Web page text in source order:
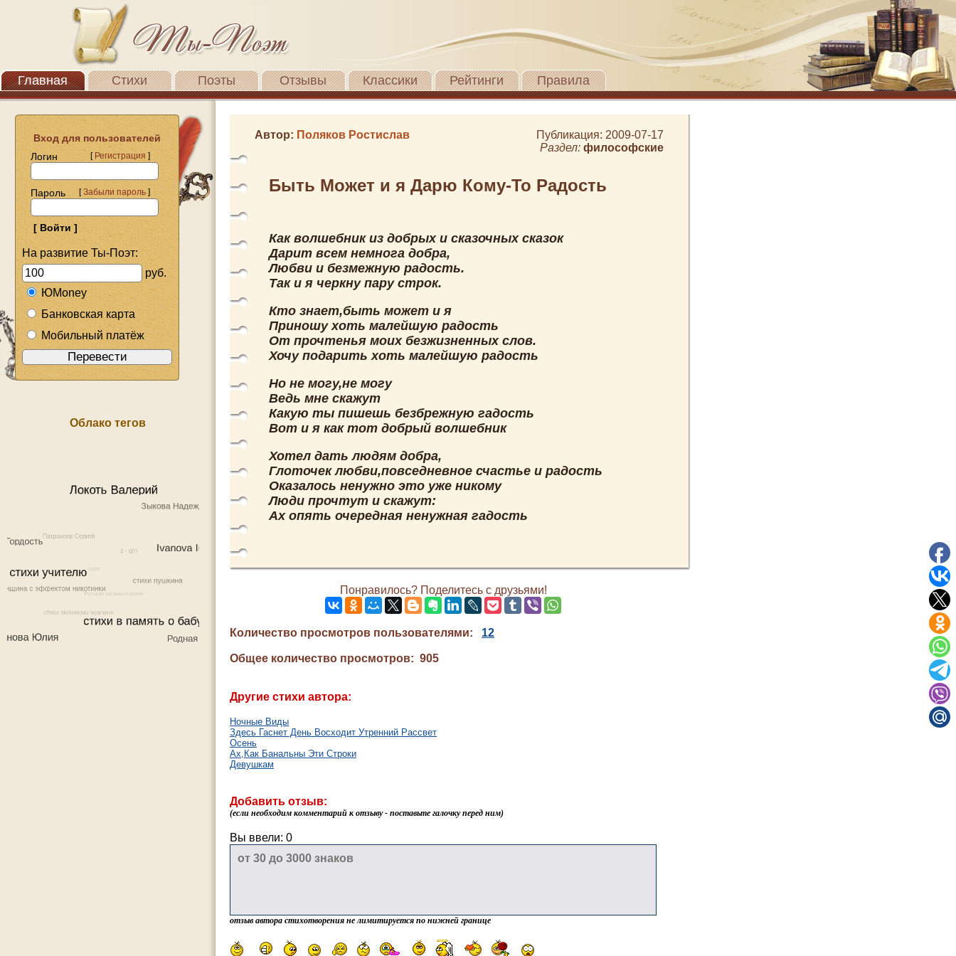
Главная Стихи Поэты Отзывы Классики Рейтинги Правила
Вход для пользователей
Логин
[Регистрация]
Пароль [Забыли пароль]
На развитие Ты-Поэт:
руб.
ЮMoney
Банковская карта
Мобильный платёж
Облако тегов
Автор: Поляков Ростислав
Публикация: 2009-07-17
Раздел: философские
Быть Может и я Дарю Кому-То Радость
Как волшебник из добрых и сказочных сказок
Дарит всем немнога добра,
Любви и безмежную радость.
Так и я черкну пару строк.
Кто знает,быть может и я
Приношу хоть малейшую радость
От прочтенья моих безжизненных слов.
Хочу подарить хоть малейшую радость
Но не могу,не могу
Ведь мне скажут
Какую ты пишешь безбрежную гадость
Вот и я как тот добрый волшебник
Хотел дать людям добра,
Глоточек любви,повседневное счастье и радость
Оказалось ненужно это уже никому
Люди прочтут и скажут:
Ах опять очередная ненужная гадость
Понравилось? Поделитесь с друзьями!
Количество просмотров пользователями: 12
Общее количество просмотров: 905
Другие стихи автора:
Ночные Виды
Здесь Гаснет День Восходит Утренний Рассвет
Осень
Ах,Как Банальны Эти Строки
Девушкам
Добавить отзыв:
(если необходим комментарий к отзыву - поставьте галочку перед ним)
Вы ввели: 0
отзыв автора стихотворения не лимитируется по нижней границе